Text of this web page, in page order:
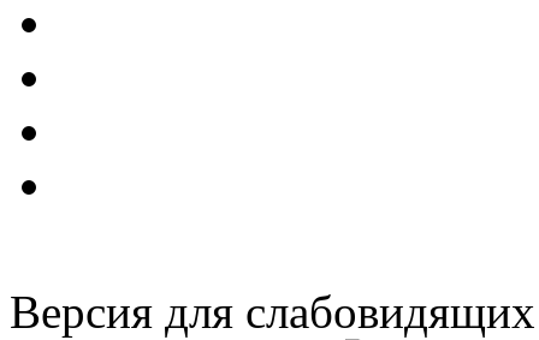
Версия для слабовидящих